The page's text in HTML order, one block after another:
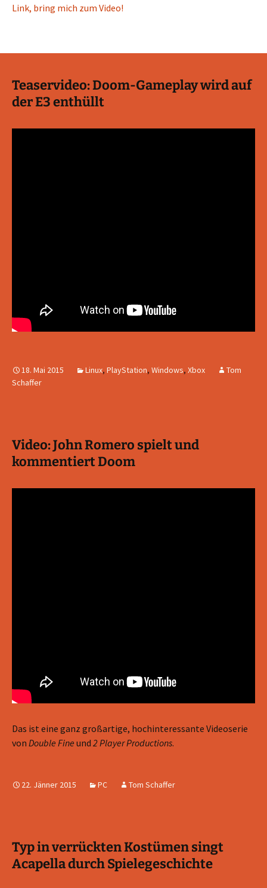
Link, bring mich zum Video!
Teaservideo: Doom-Gameplay wird auf
der E3 enthüllt
18. Mai 2015 Linux, PlayStation, Windows, Xbox
Tom
Schaffer
Video: John Romero spielt und
kommentiert Doom
Das ist eine ganz großartige, hochinteressante Videoserie
von Double Fine und 2 Player Productions.
22. Jänner 2015 PC Tom Schaffer
Typ in verrückten Kostümen singt
Acapella durch Spielegeschichte